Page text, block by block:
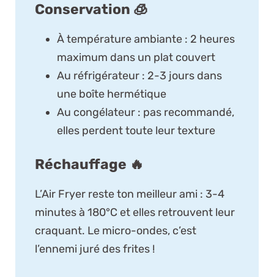
Conservation 🧊
À température ambiante : 2 heures
maximum dans un plat couvert
Au réfrigérateur : 2-3 jours dans
une boîte hermétique
Au congélateur : pas recommandé,
elles perdent toute leur texture
Réchauffage 🔥
L’Air Fryer reste ton meilleur ami : 3-4
minutes à 180°C et elles retrouvent leur
craquant. Le micro-ondes, c’est
l’ennemi juré des frites !